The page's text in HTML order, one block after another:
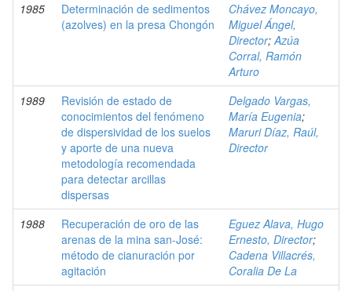
1985
Determinación de sedimentos
(azolves) en la presa Chongón
Chávez Moncayo,
Miguel Ángel,
Director;Azúa
Corral, Ramón
Arturo
1989
Revisión de estado de
conocimientos del fenómeno
de dispersividad de los suelos
y aporte de una nueva
metodología recomendada
para detectar arcillas
dispersas
Delgado Vargas,
María Eugenia;
Maruri Díaz, Raúl,
Director
1988
Recuperación de oro de las
arenas de la mina san-José:
método de cianuración por
agitación
Eguez Alava, Hugo
Ernesto, Director;
Cadena Villacrés,
Coralia De La